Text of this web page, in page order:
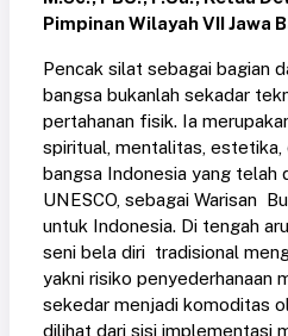
Pimpinan Wilayah VII Jawa
Pencak silat sebagai bagian
bangsa bukanlah sekadar
pertahanan fisik. Ia
spiritual, mentalitas,
bangsa Indonesia yang telah
UNESCO, sebagai Warisan
untuk Indonesia. Di tengah
seni bela diri tradisional
yakni risiko penyederhanaan
sekedar menjadi komoditas
dilihat dari sisi implementasi